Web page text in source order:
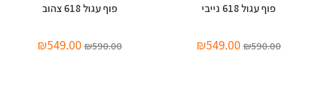
פוף עגול 618 נייבי
₪590.00
₪549.00
פוף עגול 618 צהוב
₪590.00
₪549.00